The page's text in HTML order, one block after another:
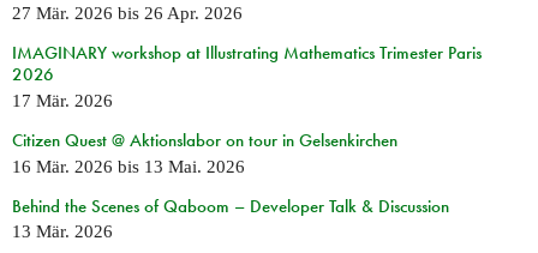
27 Mär. 2026 bis 26 Apr. 2026
IMAGINARY workshop at Illustrating Mathematics Trimester Paris
2026
17 Mär. 2026
Citizen Quest @ Aktionslabor on tour in Gelsenkirchen
16 Mär. 2026 bis 13 Mai. 2026
Behind the Scenes of Qaboom – Developer Talk & Discussion
13 Mär. 2026